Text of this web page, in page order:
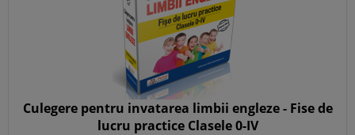
Culegere pentru invatarea limbii engleze - Fise de
lucru practice Clasele 0-IV